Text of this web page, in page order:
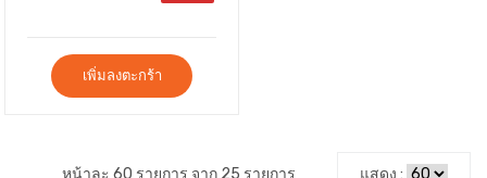
เพิ่มลงตะกร้า
หน้าละ 60 รายการ จาก 25 รายการ แสดง :